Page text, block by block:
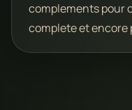
complements pour
complete et encore